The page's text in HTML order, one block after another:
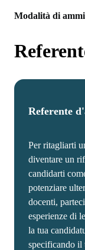
Modalità di
Referente
Per ritagliarti
diventare un
candidarti
potenziare
docenti,
esperienze di
la tua
specificando il